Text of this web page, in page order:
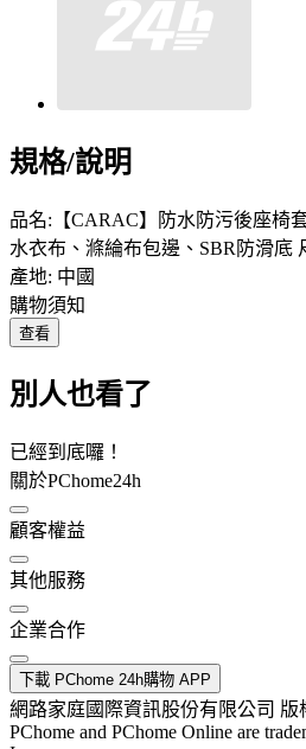
規格/說明
品名:【CARAC】防水防污後座椅
水衣布、滌綸布包邊、SBR防滑底
產地: 中國
購物須知
查看
別人也看了
已經到底囉！
關於PChome24h
顧客權益
其他服務
企業合作
下載 PChome 24h購物 APP
網路家庭國際資訊股份有限公司 版
PChome and PChome Online are